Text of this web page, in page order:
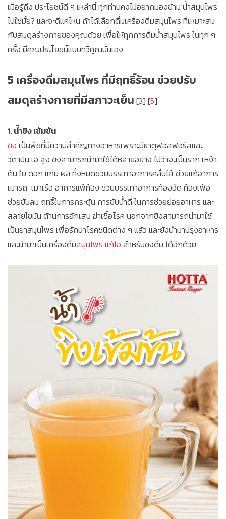
เมื่อรู้ถึง ประโยชน์ดี ๆ เหล่านี้ ทุกท่านคงไม่อยากมองข้าม น้ำสมุนไพร
ไปใช่มั้ย? และจะดีแค่ไหน ถ้าได้เลือกดื่มเครื่องดื่มสมุนไพร ที่เหมาะสม
กับสมดุลร่างกายของคุณด้วย เพื่อให้ทุกการดื่มน้ำสมุนไพร ในทุก ๆ
ครั้ง มีคุณประโยชน์แบบทวีคูณนั่นเอง
5 เครื่องดื่มสมุนไพร ที่มีฤทธิ์ร้อน ช่วยปรับ
สมดุลร่างกายที่มีสภาวะเย็น [3] [5]
1. น้ำขิง เข้มข้น
ขิง เป็นพืชที่มีความสำคัญทางอาหารเพราะมีธาตุฟอสฟอรัสและ
วิตามิน เอ สูง ขิงสามารถนำมาใช้ได้หลายอย่าง ไม่ว่าจะเป็นราก เหง้า
ต้น ใบ ดอก แก่น ผล ทั้งหมดช่วยบรรเทาอาการคลื่นไส้ ช่วยแก้อาการ
เมารถ เมาเรือ อาการแพ้ท้อง ช่วยบรรเทาอาการท้องอืด ท้องเฟ้อ
ช่วยขับลม ฤทธิ์ในการกระตุ้น การขับน้ำดี ในการช่วยย่อยอาหาร และ
สลายไขมัน ต้านการอักเสบ ฆ่าเชื้อโรค นอกจากขิงสามารถนำมาใช้
เป็นยาสมุนไพร เพื่อรักษาโรคชนิดต่าง ๆ แล้ว และยังนำมาปรุงอาหาร
และนำมาเป็นเครื่องดื่มสมุนไพร แก้ไอ สำหรับชงดื่ม ได้อีกด้วย